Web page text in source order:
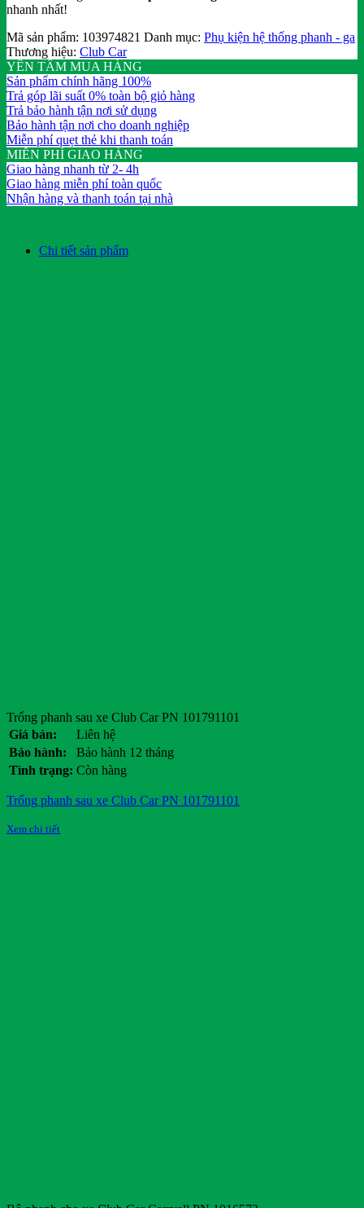
nhanh nhất!
Mã sản phẩm: 103974821 Danh mục: Phụ kiện hệ thống phanh - ga
Thương hiệu: Club Car
YÊN TÂM MUA HÀNG
Sản phẩm chính hãng 100%
Trả góp lãi suất 0% toàn bộ giỏ hàng
Trả bảo hành tận nơi sử dụng
Bảo hành tận nơi cho doanh nghiệp
Miễn phí quẹt thẻ khi thanh toán
MIỄN PHÍ GIAO HÀNG
Giao hàng nhanh từ 2- 4h
Giao hàng miễn phí toàn quốc
Nhận hàng và thanh toán tại nhà
Chi tiết sản phẩm
Trống phanh sau xe Club Car PN 101791101
Giá bán:
Liên hệ
Bảo hành:
Bảo hành 12 tháng
Tình trạng: Còn hàng
Trống phanh sau xe Club Car PN 101791101
Xem chi tiết